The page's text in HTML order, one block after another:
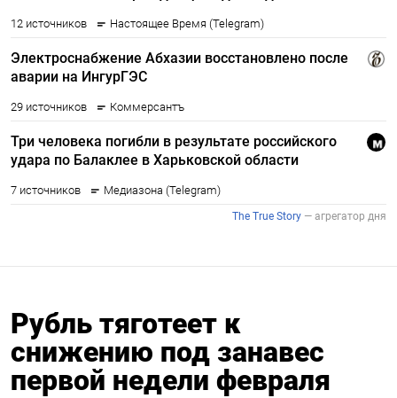
Рубль тяготеет к
снижению под занавес
первой недели февраля